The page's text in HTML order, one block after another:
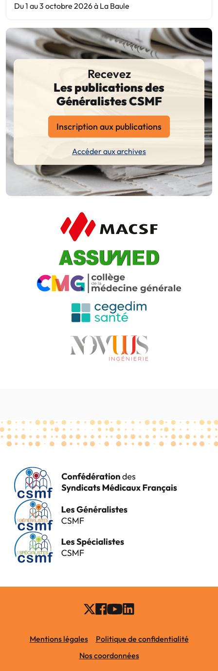
Du 1 au 3 octobre 2026 à La Baule
Recevez
Les publications des
Généralistes CSMF
Inscription aux publications
Accéder aux archives
Mentions légales
Politique de confidentialité
Nos coordonnées